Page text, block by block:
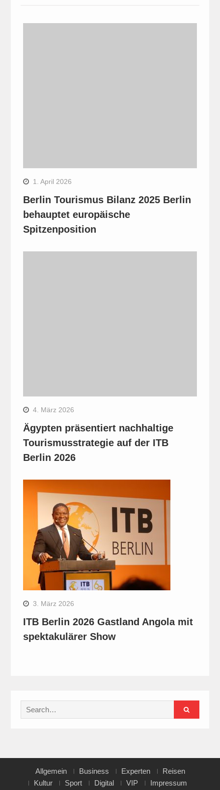
1. April 2026
Berlin Tourismus Bilanz 2025 Berlin
behauptet europäische
Spitzenposition
4. März 2026
Ägypten präsentiert nachhaltige
Tourismusstrategie auf der ITB
Berlin 2026
3. März 2026
ITB Berlin 2026 Gastland Angola mit
spektakulärer Show
Search
for:
Allgemein Business Experten
Reisen
Kultur
Sport Digital VIP Impressum